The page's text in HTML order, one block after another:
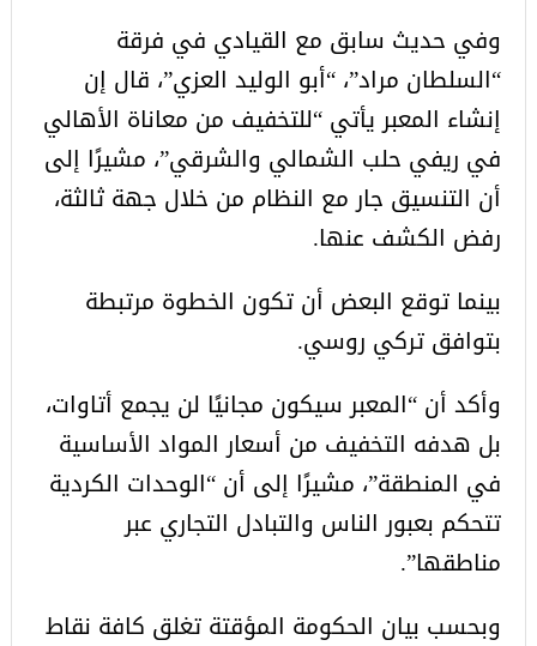
وفي حديث سابق مع القيادي في فرقة
“السلطان مراد”، “أبو الوليد العزي”، قال إن
إنشاء المعبر يأتي “للتخفيف من معاناة الأهالي
في ريفي حلب الشمالي والشرقي”، مشيرًا إلى
أن التنسيق جار مع النظام من خلال جهة ثالثة،
رفض الكشف عنها.
بينما توقع البعض أن تكون الخطوة مرتبطة
بتوافق تركي روسي.
وأكد أن “المعبر سيكون مجانيًا لن يجمع أتاوات،
بل هدفه التخفيف من أسعار المواد الأساسية
في المنطقة”، مشيرًا إلى أن “الوحدات الكردية
تتحكم بعبور الناس والتبادل التجاري عبر
مناطقها”.
وبحسب بيان الحكومة المؤقتة تغلق كافة نقاط